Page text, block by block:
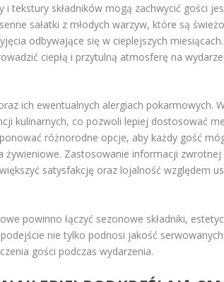
tekstury składników mogą zachwycić gości
sałatki z młodych warzyw, które są świeżo
odbywające się w cieplejszych
ciepłą i przytulną atmosferę na
ich ewentualnych alergiach pokarmowych.
kulinarnych, co pozwoli lepiej dostosować
różnorodne opcje, aby każdy gość
żywieniowe. Zastosowanie informacji zwrotnej
satysfakcję oraz lojalność względem
powinno łączyć sezonowe składniki,
nie tylko podnosi jakość serwowanych
gości podczas wydarzenia.